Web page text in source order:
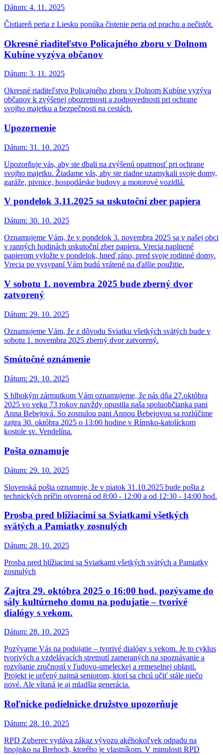
Dátum: 4. 11. 2025
Čistiareň peria z Liesku ponúka čistenie peria od prachu a nečistôt.
Okresné riaditeľstvo Policajného zboru v Dolnom
Kubíne vyzýva občanov
Dátum: 3. 11. 2025
Okresné riaditeľstvo Policajného zboru v Dolnom Kubíne vyzýva
občanov k zvýšenej obozretnosti a zodpovednosti pri ochrane
svojho majetku a bezpečnosti na cestách.
Upozornenie
Dátum: 31. 10. 2025
Upozorňuje vás, aby ste dbali na zvýšenú opatrnosť pri ochrane
svojho majetku. Žiadame vás, aby ste riadne uzamykali svoje domy,
garáže, pivnice, hospodárske budovy a motorové vozidlá.
V pondelok 3.11.2025 sa uskutoční zber papiera
Dátum: 30. 10. 2025
Oznamujeme Vám, že v pondelok 3. novembra 2025 sa v našej obci
v ranných hodinách uskutoční zber papiera. Vrecia naplnené
papierom vyložte v pondelok, hneď ráno, pred svoje rodinné domy.
Vrecia po vysypaní Vám budú vrátené na ďalšie použitie.
V sobotu 1. novembra 2025 bude zberný dvor
zatvorený
Dátum: 29. 10. 2025
Oznamujeme Vám, že z dôvodu Sviatku všetkých svätých bude v
sobotu 1. novembra 2025 zberný dvor zatvorený.
Smútočné oznámenie
Dátum: 29. 10. 2025
S hlbokým zármutkom Vám oznamujeme, že nás dňa 27.októbra
2025 vo veku 73 rokov navždy opustila naša spoluobčianka pani
Anna Bebejová. So zosnulou pani Annou Bebejovou sa rozlúčime
zajtra 30. októbra 2025 o 13:00 hodine v Rímsko-katolíckom
kostole sv. Vendelína.
Pošta oznamuje
Dátum: 29. 10. 2025
Slovenská pošta oznamuje, že v piatok 31.10.2025 bude pošta z
technických príčin otvorená od 8:00 - 12:00 a od 12:30 - 14:00 hod.
Prosba pred blížiacimi sa Sviatkami všetkých
svätých a Pamiatky zosnulých
Dátum: 28. 10. 2025
Prosba pred blížiacimi sa Sviatkami všetkých svätých a Pamiatky
zosnulých
Zajtra 29. októbra 2025 o 16:00 hod. pozývame do
sály kultúrneho domu na podujatie – tvorivé
dialógy s vekom.
Dátum: 28. 10. 2025
Pozývame Vás na podujatie – tvorivé dialógy s vekom. Je to cyklus
tvorivých a vzdelávacích stretnutí zameraných na spoznávanie a
rozvíjanie zručností v ľudovo-umeleckej a remeselnej oblasti.
Projekt je určený najmä seniorom, ktorí sa chcú učiť stále niečo
nové. Ale vítaná je aj mladšia generácia.
Roľnícke podielnicke družstvo upozorňuje
Dátum: 28. 10. 2025
RPD Zuberec vydáva zákaz vývozu akéhokoľvek odpadu na
hnojisko na Brehoch, ktorého je vlastníkom. V minulosti RPD